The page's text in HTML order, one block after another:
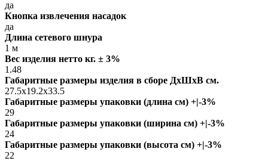
да
Кнопка извлечения насадок
да
Длина сетевого шнура
1 м
Вес изделия нетто кг. ± 3%
1.48
Габаритные размеры изделия в сборе ДxШxВ см.
27.5x19.2x33.5
Габаритные размеры упаковки (длина см) +|-3%
29
Габаритные размеры упаковки (ширина см) +|-3%
24
Габаритные размеры упаковки (высота см) +|-3%
22